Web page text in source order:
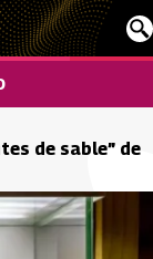
de sable” de